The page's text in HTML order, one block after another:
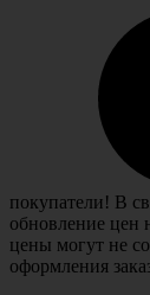
покупатели! В
обновление цен
цены могут не
оформления